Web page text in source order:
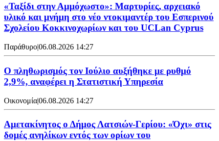
«Ταξίδι στην Αμμόχωστο»: Μαρτυρίες, αρχειακό
υλικό και μνήμη στο νέο ντοκιμαντέρ του Εσπερινού
Σχολείου Κοκκινοχωρίων και του UCLan Cyprus
Παράθυρο|06.08.2026 14:27
Ο πληθωρισμός τον Ιούλιο αυξήθηκε με ρυθμό
2,9%, αναφέρει η Στατιστική Υπηρεσία
Οικονομία|06.08.2026 14:27
Αμετακίνητος ο Δήμος Λατσιών-Γερίου: «Όχι» στις
δομές ανηλίκων εντός των ορίων του